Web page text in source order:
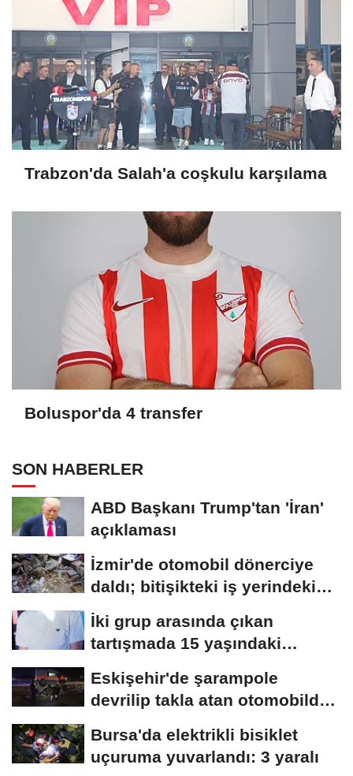
Trabzon'da Salah'a coşkulu karşılama
Boluspor'da 4 transfer
SON HABERLER
ABD Başkanı Trump'tan 'İran'
açıklaması
İzmir'de otomobil dönerciye
daldı; bitişikteki iş yerindeki
binlerce...
İki grup arasında çıkan
tartışmada 15 yaşındaki
Eskişehir'de şarampole
devrilip takla atan otomobilde
Bursa'da elektrikli bisiklet
uçuruma yuvarlandı: 3 yaralı